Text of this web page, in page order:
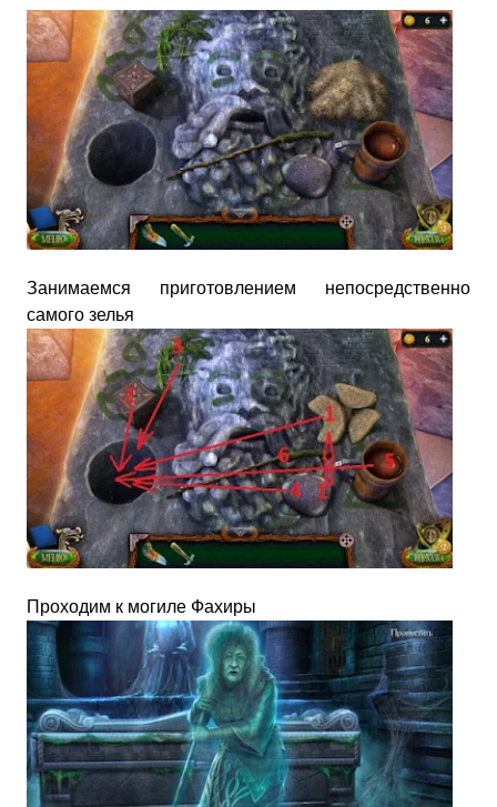
Занимаемся приготовлением непосредственно
самого зелья
Проходим к могиле Фахиры